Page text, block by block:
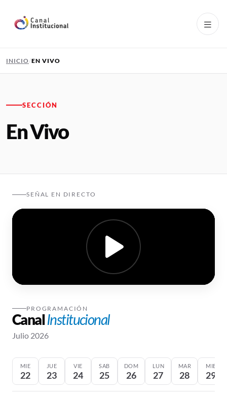
INICIO EN VIVO
SECCIÓN
En Vivo
SEÑAL EN DIRECTO
PROGRAMACIÓN
CanalInstitucional
Julio 2026
MIE
22
JUE
23
VIE
24
SAB
25
DOM
26
LUN
27
MAR
28
MIE
29